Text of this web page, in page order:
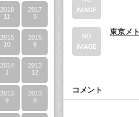
2018
11
2017
5
2015
10
2015
9
2014
1
2013
12
2013
9
2013
8
東京メ
コメント